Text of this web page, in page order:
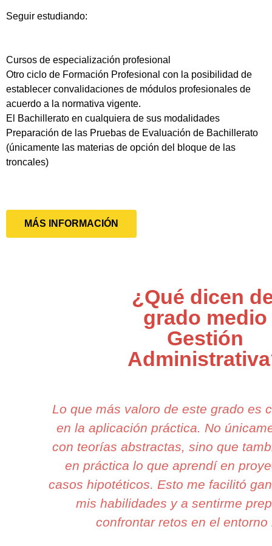
Seguir estudiando:
Cursos de especialización profesional
Otro ciclo de Formación Profesional con la posibilidad de
establecer convalidaciones de módulos profesionales de
acuerdo a la normativa vigente.
El Bachillerato en cualquiera de sus modalidades
Preparación de las Pruebas de Evaluación de Bachillerato
(únicamente las materias de opción del bloque de las
troncales)
MÁS INFORMACIÓN
¿Qué dicen
grado medio
Gestión
Lo que más valoro de este grado es
en la aplicación práctica. No
con teorías abstractas, sino que
en práctica lo que aprendí en
casos hipotéticos. Esto me facilitó
mis habilidades y a sentirme
confrontar retos en el entorno